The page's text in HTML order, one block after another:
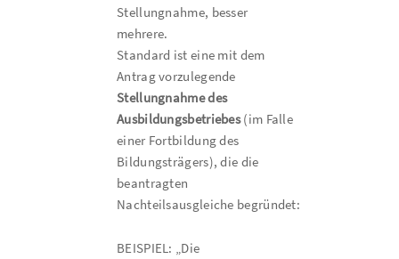
Stellungnahme, besser
mehrere.
Standard ist eine mit dem
Antrag vorzulegende
Stellungnahme des
Ausbildungsbetriebes(im Falle
einer Fortbildung des
Bildungsträgers), die die
beantragten
Nachteilsausgleiche begründet:
BEISPIEL: „Die